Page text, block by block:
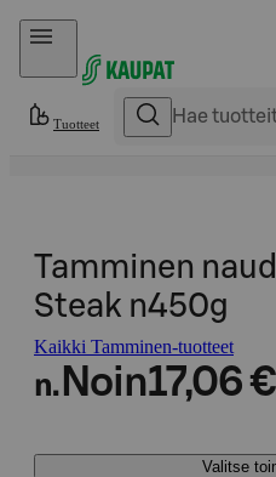
Hyppää sisältöön
Tuotteet
Tamminen
Steak n450g
Kaikki Tamminen-tuotteet
n. Noin17,06 €
Valitse